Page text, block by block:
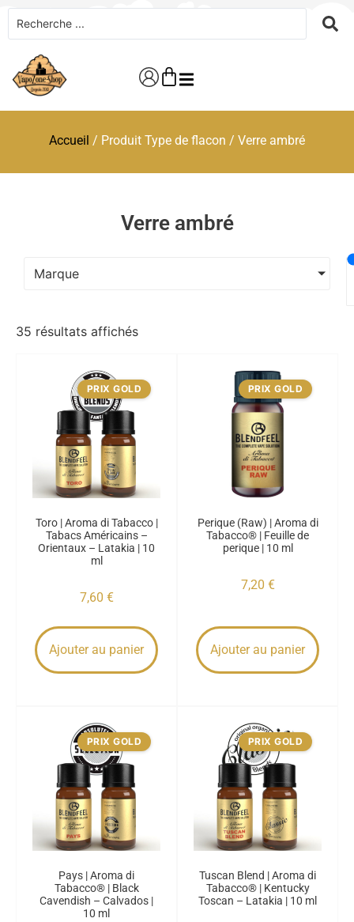
Accueil / Produit Type de flacon / Verre ambré
Verre ambré
Marque
35 résultats affichés
PRIX GOLD
Toro | Aroma di Tabacco |
Tabacs Américains –
Orientaux – Latakia | 10
ml
7,60 €
Ajouter au panier
PRIX GOLD
Perique (Raw) | Aroma di
Tabacco® | Feuille de
perique | 10 ml
7,20 €
Ajouter au panier
PRIX GOLD
Pays | Aroma di
Tabacco® | Black
Cavendish – Calvados |
10 ml
PRIX GOLD
Tuscan Blend | Aroma di
Tabacco® | Kentucky
Toscan – Latakia | 10 ml